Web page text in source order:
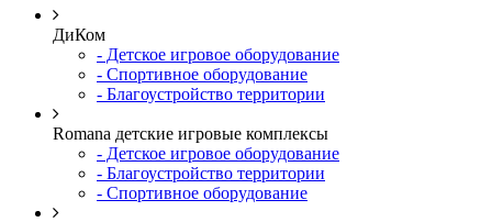
ДиКом
- Детское игровое оборудование
- Спортивное оборудование
- Благоустройство территории
Romana детские игровые комплексы
- Детское игровое оборудование
- Благоустройство территории
- Спортивное оборудование